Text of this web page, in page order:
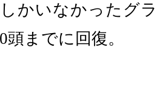
かいなかったグ
頭までに回復。